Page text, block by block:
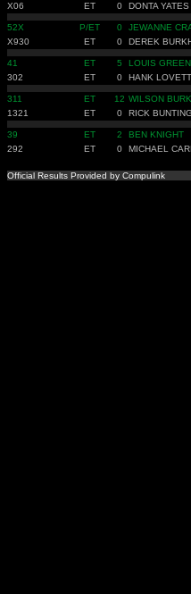
X06
ET 0 DONTA YATES
52X P/ET 0 JEWANNE
X930
ET 0 DEREK
41 ET 5 LOUIS
302
ET 0 HANK LOVETT
311 ET 12 WILSON
1321
ET 0 RICK BUNTING
39 ET 2 BEN KNIGHT
292
ET 0 MICHAEL
Official Results Provided by Compulink